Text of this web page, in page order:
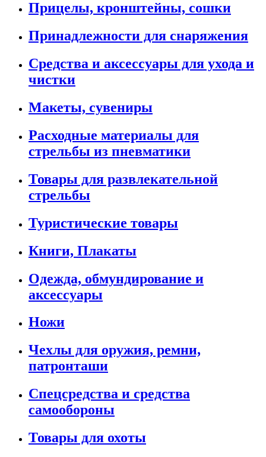
Прицелы, кронштейны, сошки
Принадлежности для снаряжения
Средства и аксессуары для ухода и
чистки
Макеты, сувениры
Расходные материалы для
стрельбы из пневматики
Товары для развлекательной
стрельбы
Туристические товары
Книги, Плакаты
Одежда, обмундирование и
аксессуары
Ножи
Чехлы для оружия, ремни,
патронташи
Спецсредства и средства
самообороны
Товары для охоты